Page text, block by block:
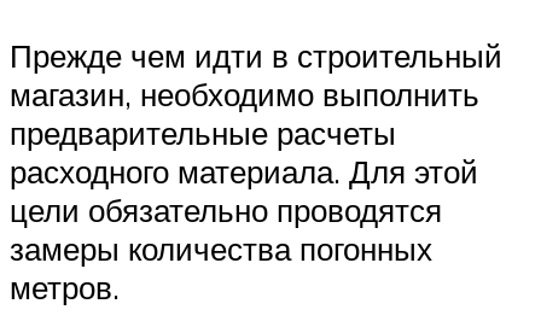
Прежде чем идти в строительный
магазин, необходимо выполнить
предварительные расчеты
расходного материала. Для этой
цели обязательно проводятся
замеры количества погонных
метров.